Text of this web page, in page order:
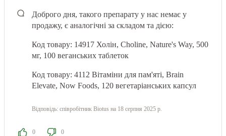
Доброго дня, такого препарату у нас немає у
продажу, є аналогічні за складом та дією:
Код товару: 14917 Холін, Choline, Nature's Way, 500
мг, 100 веганських таблеток
Код товару: 4112 Вітаміни для пам'яті, Brain
Elevate, Now Foods, 120 вегетаріанських капсул
Відповідь: співробітник Biotus на 18 серпня 2025 р.
0 0